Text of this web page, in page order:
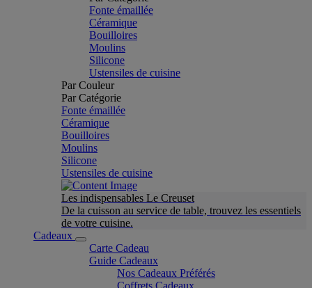
Fonte émaillée
Céramique
Bouilloires
Moulins
Silicone
Ustensiles de cuisine
Par Couleur
Par Catégorie
Fonte émaillée
Céramique
Bouilloires
Moulins
Silicone
Ustensiles de cuisine
Les indispensables Le Creuset
De la cuisson au service de table, trouvez les essentiels
de votre cuisine.
Cadeaux
Carte Cadeau
Guide Cadeaux
Nos Cadeaux Préférés
Coffrets Cadeaux